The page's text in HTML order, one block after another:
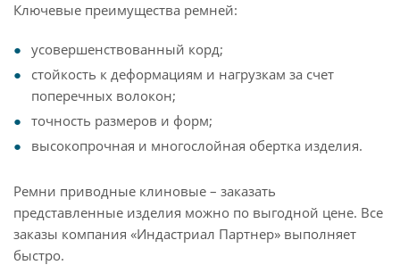
Ключевые преимущества ремней:
усовершенствованный корд;
стойкость к деформациям и нагрузкам за счет
поперечных волокон;
точность размеров и форм;
высокопрочная и многослойная обертка изделия.
Ремни приводные клиновые – заказать
представленные изделия можно по выгодной цене. Все
заказы компания «Индастриал Партнер» выполняет
быстро.